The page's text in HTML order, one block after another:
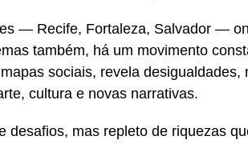
— Recife, Fortaleza, Salvador —
também, há um movimento
sociais, revela desigualdades,
cultura e novas narrativas.
desafios, mas repleto de riquezas